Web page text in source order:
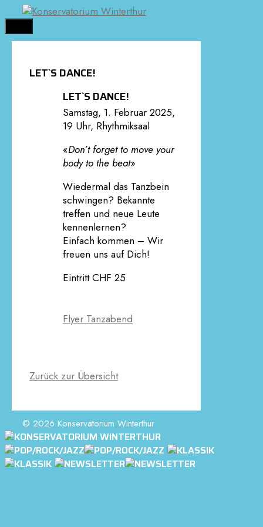
Springe
zum
Inhalt
LET`S DANCE!
LET`S DANCE!
Samstag, 1. Februar 2025,
19 Uhr, Rhythmiksaal
«Don’t forget to move your
body to the beat»
Wiedermal das Tanzbein
schwingen? Bekannte
treffen und neue Leute
kennenlernen?
Einfach kommen – Wir
freuen uns auf Dich!
Eintritt CHF 25
Flyer Tanzabend
Zurück zur Übersicht
© 2026 Konservatorium Winterthur